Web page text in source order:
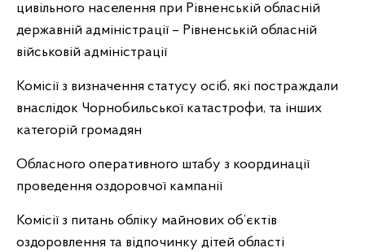
цивільного населення при Рівненській обласній
державній адміністрації – Рівненській обласній
військовій адміністрації
Комісії з визначення статусу осіб, які постраждали
внаслідок Чорнобильської катастрофи, та інших
категорій громадян
Обласного оперативного штабу з координації
проведення оздоровчої кампанії
Комісії з питань обліку майнових об’єктів
оздоровлення та відпочинку дітей області